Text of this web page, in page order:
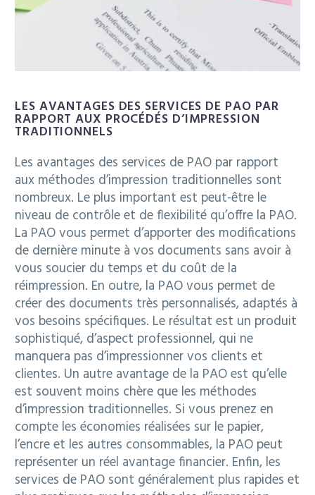
LES AVANTAGES DES SERVICES DE PAO PAR
RAPPORT AUX PROCÉDÉS D’IMPRESSION
TRADITIONNELS
Les avantages des services de PAO par rapport
aux méthodes d’impression traditionnelles sont
nombreux. Le plus important est peut-être le
niveau de contrôle et de flexibilité qu’offre la PAO.
La PAO vous permet d’apporter des modifications
de dernière minute à vos documents sans avoir à
vous soucier du temps et du coût de la
réimpression. En outre, la PAO vous permet de
créer des documents très personnalisés, adaptés à
vos besoins spécifiques. Le résultat est un produit
sophistiqué, d’aspect professionnel, qui ne
manquera pas d’impressionner vos clients et
clientes. Un autre avantage de la PAO est qu’elle
est souvent moins chère que les méthodes
d’impression traditionnelles. Si vous prenez en
compte les économies réalisées sur le papier,
l’encre et les autres consommables, la PAO peut
représenter un réel avantage financier. Enfin, les
services de PAO sont généralement plus rapides et